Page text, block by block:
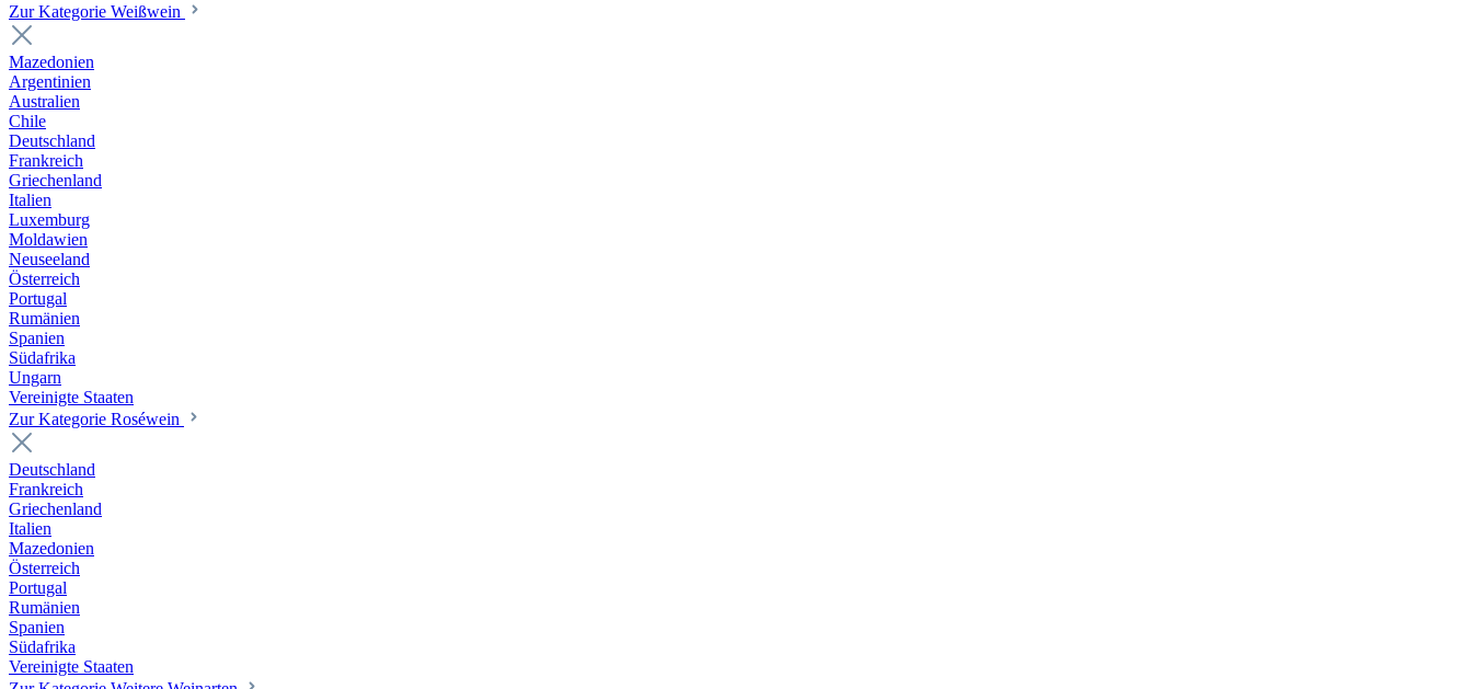
Zur Kategorie Weißwein
Mazedonien
Argentinien
Australien
Chile
Deutschland
Frankreich
Griechenland
Italien
Luxemburg
Moldawien
Neuseeland
Österreich
Portugal
Rumänien
Spanien
Südafrika
Ungarn
Vereinigte Staaten
Zur Kategorie Roséwein
Deutschland
Frankreich
Griechenland
Italien
Mazedonien
Österreich
Portugal
Rumänien
Spanien
Südafrika
Vereinigte Staaten